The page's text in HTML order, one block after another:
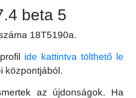
beta 5
18T5190a.
ide kattintva tölthető le
központjából.
az újdonságok. Ha